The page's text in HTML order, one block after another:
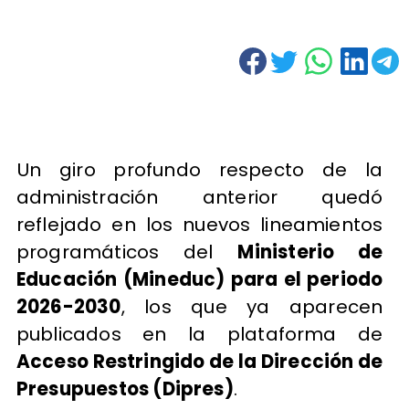
Un giro profundo respecto de la
administración anterior quedó
reflejado en los nuevos lineamientos
programáticos del Ministerio de
Educación (Mineduc) para el periodo
2026-2030, los que ya aparecen
publicados en la plataforma de
Acceso Restringido de la Dirección de
Presupuestos (Dipres).